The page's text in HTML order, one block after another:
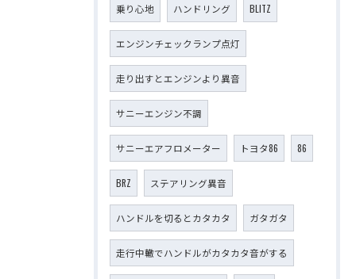
乗り心地 ハンドリング BLITZ
エンジンチェックランプ点灯
走り出すとエンジンより異音
サニーエンジン不調
サニーエアフロメーター トヨタ86 86
BRZ ステアリング異音
ハンドルを切るとカタカタ ガタガタ
走行中轍でハンドルがカタカタ音がする